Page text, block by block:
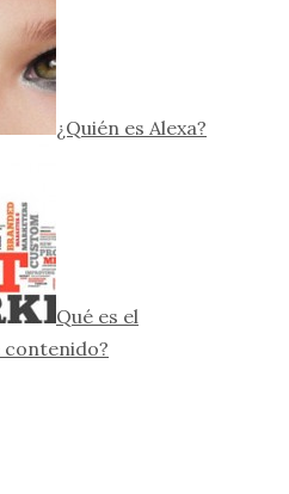
¿Quién es Alexa?
Qué es el